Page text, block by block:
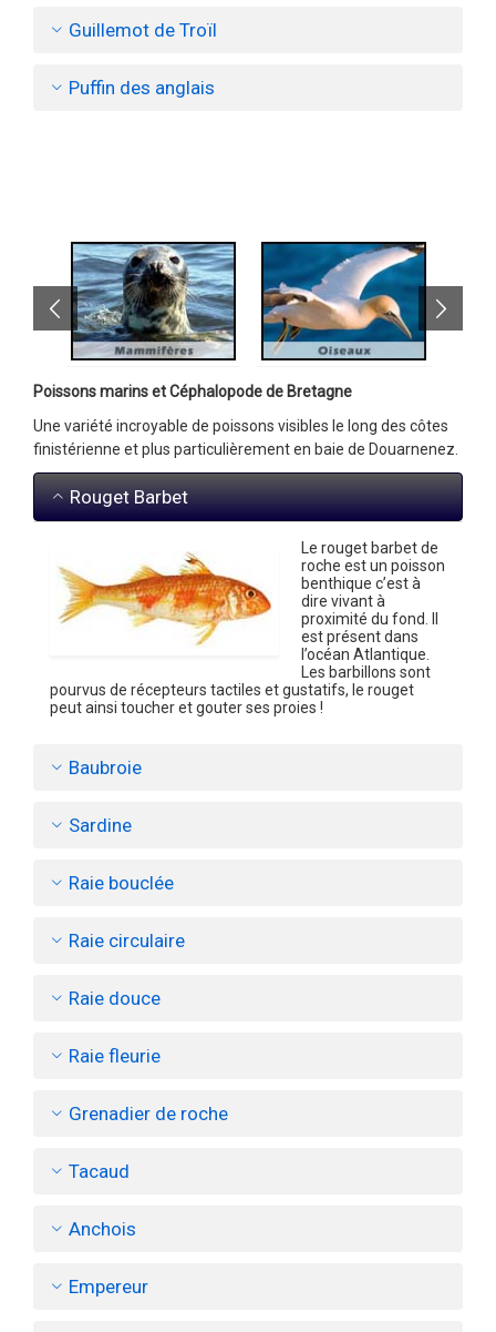
Guillemot de Troïl
Puffin des anglais
Poissons marins et Céphalopode de Bretagne
Une variété incroyable de poissons visibles le long des côtes
finistérienne et plus particulièrement en baie de Douarnenez.
Rouget Barbet
Le rouget barbet de
roche est un poisson
benthique c’est à
dire vivant à
proximité du fond. Il
est présent dans
l’océan Atlantique.
Les barbillons sont
pourvus de récepteurs tactiles et gustatifs, le rouget
peut ainsi toucher et gouter ses proies !
Baubroie
Sardine
Raie bouclée
Raie circulaire
Raie douce
Raie fleurie
Grenadier de roche
Tacaud
Anchois
Empereur